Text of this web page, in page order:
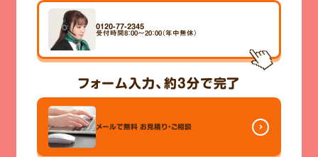
0120-77-2345
受付時間8：00～20：00（年中無休）
フォーム入力、 約3分で完了
メールで無料 お見積り・ご相談